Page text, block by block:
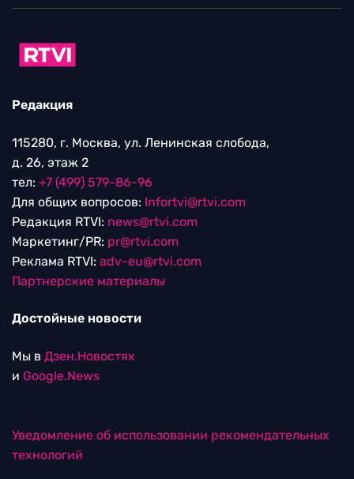
Редакция
115280, г. Москва, ул. Ленинская слобода,
д. 26, этаж 2
тел: +7 (499) 579-86-96
Для общих вопросов: Infortvi@rtvi.com
Редакция RTVI: news@rtvi.com
Маркетинг/PR: pr@rtvi.com
Реклама RTVI: adv-eu@rtvi.com
Партнерские материалы
Достойные новости
Мы в Дзен.Новостях
и Google.News
Уведомление об использовании рекомендательных
технологий